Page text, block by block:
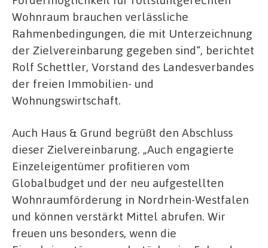
Wohnraum brauchen verlässliche
Rahmenbedingungen, die mit Unterzeichnung
der Zielvereinbarung gegeben sind“, berichtet
Rolf Schettler, Vorstand des Landesverbandes
der freien Immobilien- und
Wohnungswirtschaft.
Auch Haus & Grund begrüßt den Abschluss
dieser Zielvereinbarung. „Auch engagierte
Einzeleigentümer profitieren vom
Globalbudget und der neu aufgestellten
Wohnraumförderung in Nordrhein-Westfalen
und können verstärkt Mittel abrufen. Wir
freuen uns besonders, wenn die